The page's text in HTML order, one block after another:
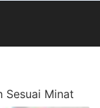
Sesuai Minat